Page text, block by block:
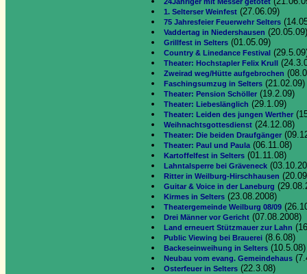
1. Selterser Weinfest (27.06.09)
75 Jahresfeier Feuerwehr Selters
Vaddertag in Niedershausen
Grillfest in Selters (01.05.09)
Country & Linedance Festival
Theater: Hochstapler Felix Krull
Zweirad weg/Hütte aufgebrochen
Faschingsumzug in Selters (21.02.09)
Theater: Pension Schöller (19.2.09)
Theater: Liebeslänglich (29.1.09)
Theater: Leiden des jungen Werther
Weihnachtsgottesdienst (24.12.08)
Theater: Die beiden Draufgänger
Theater: Paul und Paula(06.11.08)
Kartoffelfest in Selters (01.11.08)
Lahntalsperre bei Gräveneck
Ritter in Weilburg-Hirschhausen
Guitar & Voice in der Laneburg
Kirmes in Selters (23.08.2008)
Theatergemeinde Weilburg 08/09
Drei Männer vor Gericht (07.08.2008)
Land erneuert Stützmauer zur Lahn
Public Viewing bei Brauerei (8.6.08)
Backeseinweihung in Selters (10.5.08)
Neubau vom evang. Gemeindehaus
Osterfeuer in Selters (22.3.08)